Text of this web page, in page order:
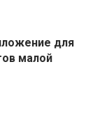
для
малой